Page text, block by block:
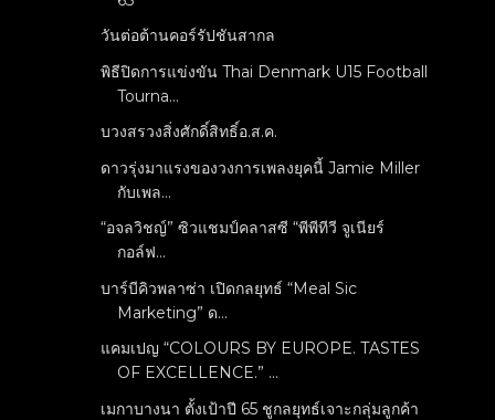
วันต่อต้านคอร์รัปชันสากล
พิธีปิดการแข่งขัน Thai Denmark U15 Football
Tourna...
บวงสรวงสิ่งศักดิ์สิทธิ์อ.ส.ค.
ดาวรุ่งมาแรงของวงการเพลงยุคนี้ Jamie Miller
กับเพล...
“อจลวิชญ์” ซิวแชมป์คลาสซี “พีพีทีวี จูเนียร์
กอล์ฟ...
บาร์บีคิวพลาซ่า เปิดกลยุทธ์ “Meal Sic
Marketing” ด...
แคมเปญ “COLOURS BY EUROPE. TASTES
OF EXCELLENCE.” ...
เมกาบางนา ตั้งเป้าปี 65 ชูกลยุทธ์เจาะกลุ่มลูกค้า